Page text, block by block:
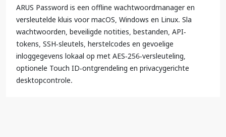
ARUS Password is een offline wachtwoordmanager en
versleutelde kluis voor macOS, Windows en Linux. Sla
wachtwoorden, beveiligde notities, bestanden, API-
tokens, SSH-sleutels, herstelcodes en gevoelige
inloggegevens lokaal op met AES-256-versleuteling,
optionele Touch ID-ontgrendeling en privacygerichte
desktopcontrole.